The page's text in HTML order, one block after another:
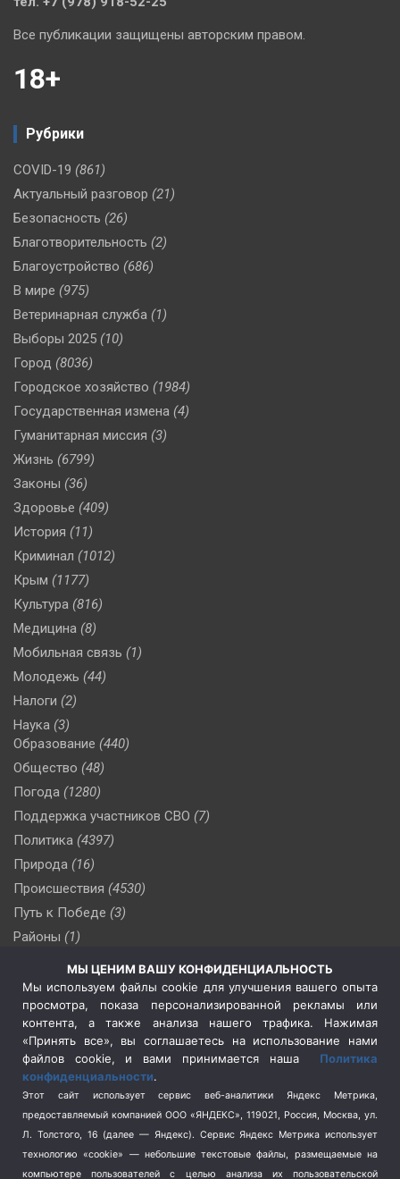
Все публикации защищены авторским правом.
18+
Рубрики
COVID-19 (861)
Актуальный разговор (21)
Безопасность (26)
Благотворительность (2)
Благоустройство (686)
В мире (975)
Ветеринарная служба (1)
Выборы 2025 (10)
Город (8036)
Городское хозяйство (1984)
Государственная измена (4)
Гуманитарная миссия (3)
Жизнь (6799)
Законы (36)
Здоровье (409)
История (11)
Криминал (1012)
Крым (1177)
Культура (816)
Медицина (8)
Мобильная связь (1)
Молодежь (44)
Налоги (2)
Наука (3)
Образование (440)
Общество (48)
Погода (1280)
Поддержка участников СВО (7)
Политика (4397)
Природа (16)
Происшествия (4530)
Путь к Победе (3)
Районы (1)
(510)
Сельское хозяйство (3)
Социальная политика
(3)
Спецоперация в Украине
Спецоперация на Украине
(404)
Спорт (740)
Терроризм (1)
Транспорт (262)
МЫ ЦЕНИМ ВАШУ КОНФИДЕНЦИАЛЬНОСТЬ
Мы используем файлы cookie для улучшения вашего опыта
просмотра, показа персонализированной рекламы или
контента, а также анализа нашего трафика. Нажимая
«Принять все», вы соглашаетесь на использование нами
файлов cookie, и вами принимается наша Политика
конфиденциальности.
Этот сайт использует сервис веб-аналитики Яндекс Метрика,
предоставляемый компанией ООО «ЯНДЕКС», 119021, Россия, Москва, ул.
Л. Толстого, 16 (далее — Яндекс). Сервис Яндекс Метрика использует
технологию «cookie» — небольшие текстовые файлы, размещаемые на
компьютере пользователей с целью анализа их пользовательской